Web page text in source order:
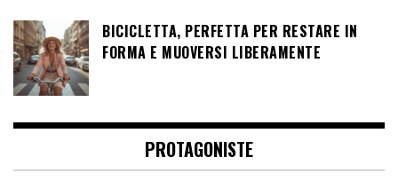
BICICLETTA, PERFETTA PER RESTARE IN
FORMA E MUOVERSI LIBERAMENTE
PROTAGONISTE